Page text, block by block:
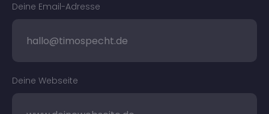
Deine Email-Adresse
Deine Webseite